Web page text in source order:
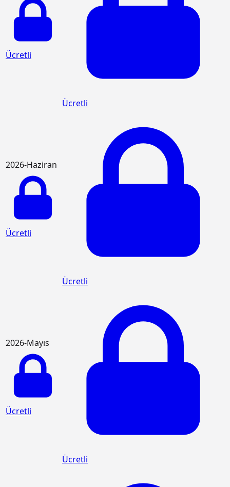
Ücretli
Ücretli
2026-Haziran
Ücretli
Ücretli
2026-Mayıs
Ücretli
Ücretli